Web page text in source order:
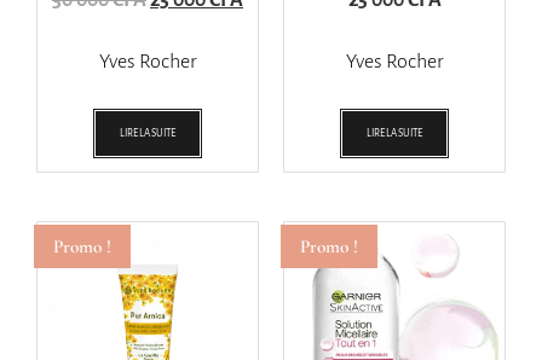
Yves Rocher
LIRE LA SUITE
Yves Rocher
LIRE LA SUITE
Promo ! Promo !